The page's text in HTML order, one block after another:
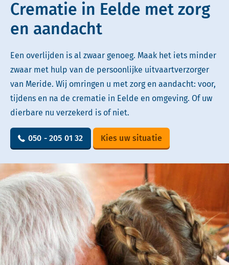
Crematie in Eelde met zorg
en aandacht
Een overlijden is al zwaar genoeg. Maak het iets minder
zwaar met hulp van de persoonlijke uitvaartverzorger
van Meride. Wij omringen u met zorg en aandacht: voor,
tijdens en na de crematie in Eelde en omgeving. Of uw
dierbare nu verzekerd is of niet.
050 - 205 01 32 Kies uw situatie